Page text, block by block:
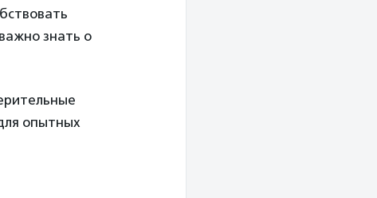
знать о
опытных